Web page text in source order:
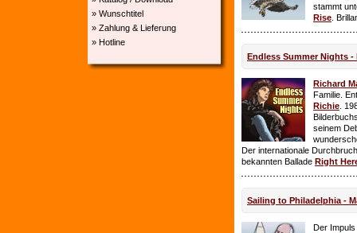
» Wunschtitel
» Zahlung & Lieferung
» Hotline
stammt
Rise .
Endless Summer Nights -
Richard
Familie.
Richie .
seinem
Der internationale
bekannten Ballade Right
Sailing to Philadelphia -
Der